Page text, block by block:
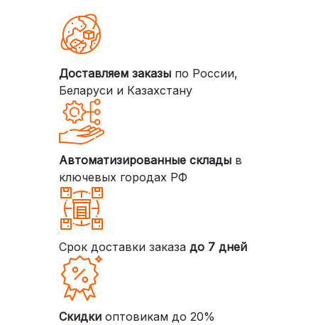
Доставляем заказыпо России,
Беларуси и Казахстану
Автоматизированные складыв
ключевых городах РФ
Срок доставки заказа до 7 дней
Скидкиоптовикам до 20%